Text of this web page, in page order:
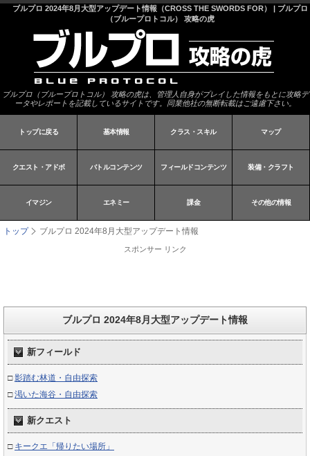
ブルプロ 2024年8月大型アップデート情報（CROSS THE SWORDS FOR） | ブルプロ
（ブループロトコル） 攻略の虎
ブルプロ（ブループロトコル） 攻略の虎は、管理人自身がプレイした情報をもとに攻略デ
ータやレポートを記載しているサイトです。同業他社の無断転載はご遠慮下さい。
トップに戻る 基本情報 クラス・スキル マップ
クエスト・アドボ バトルコンテンツ フィールドコンテンツ 装備・クラフト
イマジン エネミー 課金 その他の情報
トップ ブルプロ 2024年8月大型アップデート情報
スポンサー リンク
ブルプロ 2024年8月大型アップデート情報
新フィールド
□影踏む林道・自由探索
□渇いた海谷・自由探索
新クエスト
□ キークエ「帰りたい場所」